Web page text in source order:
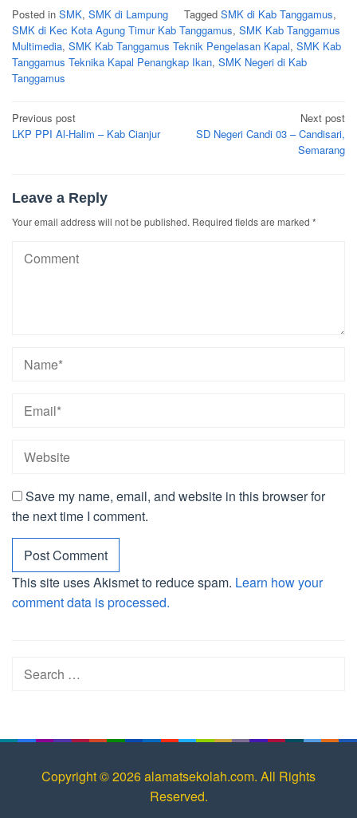
Posted in SMK, SMK di Lampung Tagged SMK di Kab Tanggamus,
SMK di Kec Kota Agung Timur Kab Tanggamus, SMK Kab Tanggamus
Multimedia, SMK Kab Tanggamus Teknik Pengelasan Kapal, SMK Kab
Tanggamus Teknika Kapal Penangkap Ikan, SMK Negeri di Kab
Tanggamus
Post
navigation
Previous post
LKP PPI Al-Halim – Kab Cianjur
Next post
SD Negeri Candi 03 – Candisari,
Semarang
Leave a Reply
Your email address will not be published. Required fields are marked *
Save my name, email, and website in this browser for
the next time I comment.
This site uses Akismet to reduce spam. Learn how your
comment data is processed.
Search
Copyright © 2026 alamatsekolah.com. All Rights
Reserved.